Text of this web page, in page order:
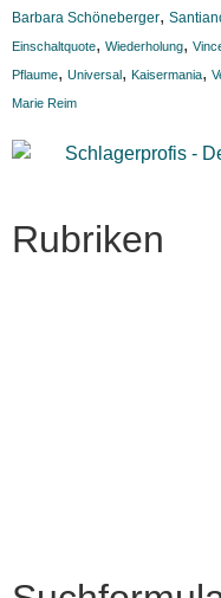
Barbara Schöneberger,
Einschaltquote, Wiederholung,
Pflaume, Universal , Kaisermania,
Marie Reim
Rubriken